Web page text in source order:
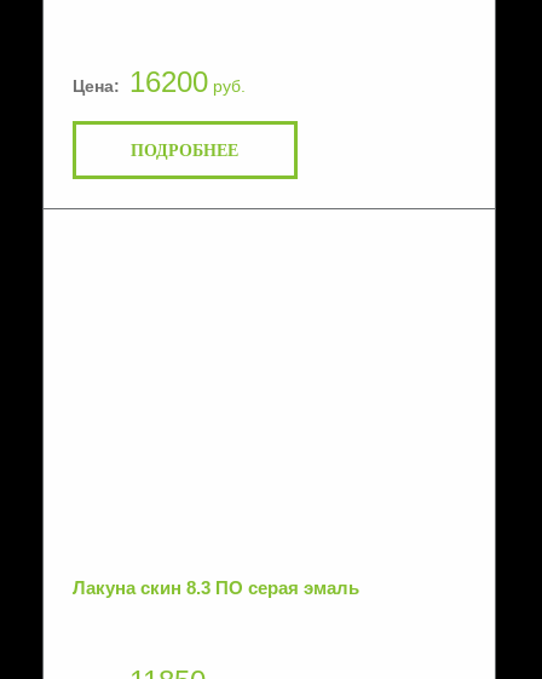
Цена: 16200руб.
ПОДРОБНЕЕ
Лакуна скин 8.3 ПО серая эмаль